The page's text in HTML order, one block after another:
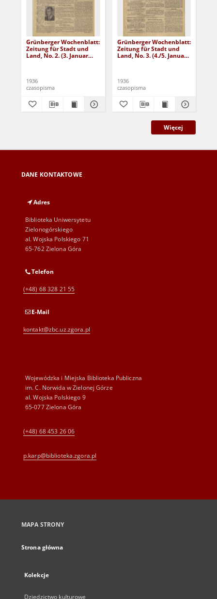
Grünberger Wochenblatt:
Zeitung für Stadt und
Land, No. 2. (3. Januar
1936
czasopisma
Grünberger Wochenblatt:
Zeitung für Stadt und
Land, No. 3. (4./5. Januar
1936
czasopisma
Więcej
DANE KONTAKTOWE
Adres
Biblioteka Uniwersytetu
Zielonogórskiego
al. Wojska Polskiego 71
65-762 Zielona Góra
Telefon
(+48) 68 328 21 55
E-Mail
kontakt@zbc.uz.zgora.pl
Wojewódzka i Miejska Biblioteka Publiczna
im. C. Norwida w Zielonej Górze
al. Wojska Polskiego 9
65-077 Zielona Góra
(+48) 68 453 26 06
p.karp@biblioteka.zgora.pl
MAPA STRONY
Strona główna
Kolekcje
Dziedzictwo kulturowe